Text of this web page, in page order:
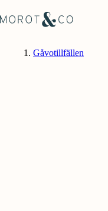
Gåvotillfällen